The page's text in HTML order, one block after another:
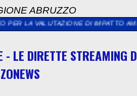
ABRUZZO
DI IMPATTO AMBIENTALE CON
- LE DIRETTE STREAMING